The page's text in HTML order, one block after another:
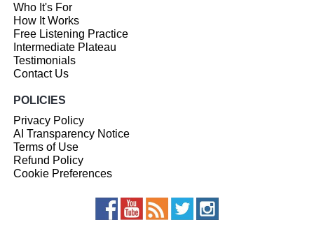
Who It's For
How It Works
Free Listening Practice
Intermediate Plateau
Testimonials
Contact Us
POLICIES
Privacy Policy
AI Transparency Notice
Terms of Use
Refund Policy
Cookie Preferences